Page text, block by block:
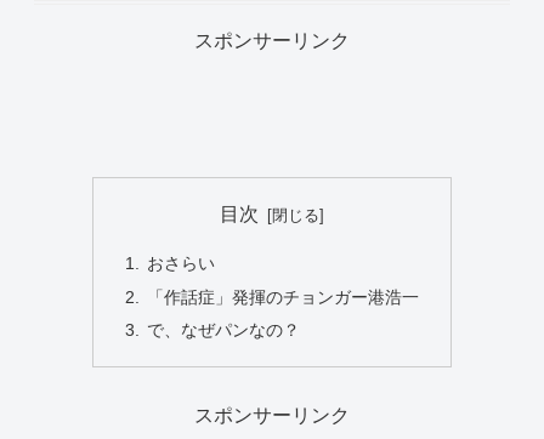
スポンサーリンク
目次
おさらい
「作話症」発揮のチョンガー港浩一
で、なぜパンなの？
スポンサーリンク